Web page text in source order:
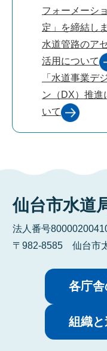
フォーメーシ
定」を締結し
水道管路のア
活用について
「水道事業デ
ン（DX）推進
いて
仙台市水道
法人番号
〒982-8585 仙台市
各庁
組織